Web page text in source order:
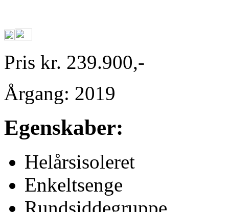
Pris kr. 239.900,-
Årgang: 2019
Egenskaber:
Helårsisoleret
Enkeltsenge
Rundsiddegruppe